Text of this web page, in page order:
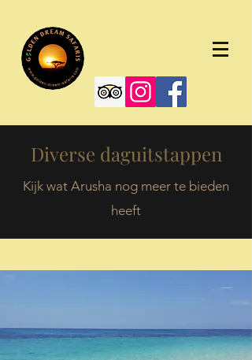
Diverse daguitstappen
Kijk wat Arusha nog meer te bieden
heeft